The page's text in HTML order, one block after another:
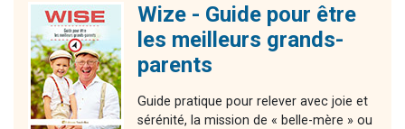
Wize - Guide pour être
les meilleurs grands-
parents
Guide pratique pour relever avec joie et
sérénité, la mission de « belle-mère » ou